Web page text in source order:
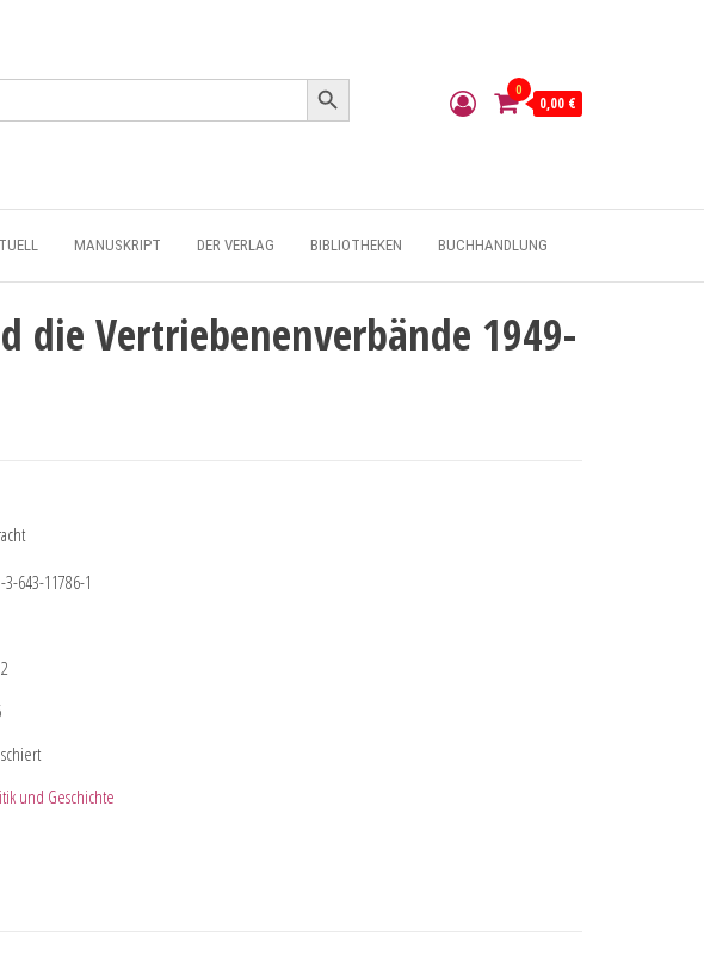
Search Button
0
0,00 €
MANUSKRIPT DER VERLAG BIBLIOTHEKEN BUCHHANDLUNG
die Vertriebenenverbände 1949-
3-643-11786-1
und Geschichte